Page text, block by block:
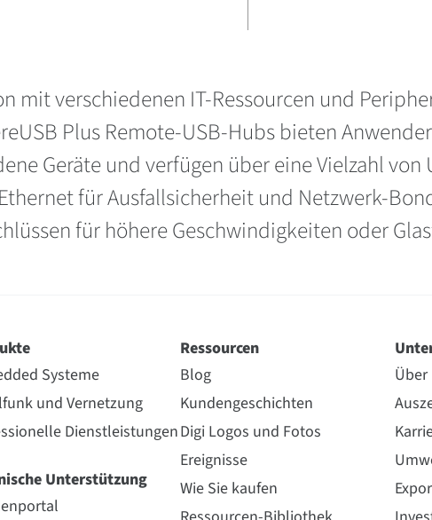
verschiedenen IT-Ressourcen und
Plus Remote-USB-Hubs bieten
Geräte und verfügen über eine Vielzahl von
für Ausfallsicherheit und Netzwerk-
für höhere Geschwindigkeiten oder
Systeme
und Vernetzung
Dienstleistungen
Unterstützung
Ressourcen
Blog
Kundengeschichten
Digi Logos und Fotos
Ereignisse
Wie Sie kaufen
Über